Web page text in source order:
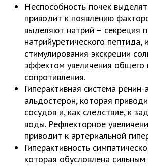
Неспособность почек
приводит к появлению
выделяют натрий – секреция
натрийуретического пептида,
стимулирования экскреции
эффектом увеличения общего
сопротивления.
Гиперактивная система ренин-
альдостерон, которая
сосудов и, как следствие, к
воды. Рефлекторное
приводит к артериальной
Гиперактивность
которая обусловлена сильным